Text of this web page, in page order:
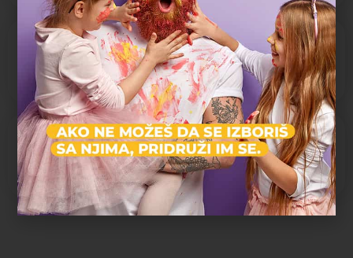
Karakter rodjendana
Edukativni rođendan
Preporučeni uzrast
4+